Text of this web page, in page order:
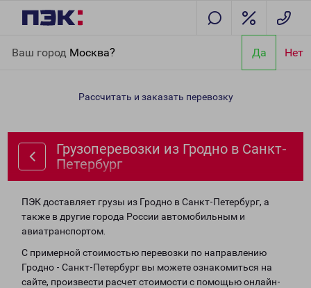
Ваш город Москва? Да Нет
Петербург
Рассчитать и заказать перевозку
Грузоперевозки из Гродно в Санкт-
Петербург
ПЭК доставляет грузы из Гродно в Санкт-Петербург, а
также в другие города России автомобильным и
авиатранспортом.
С примерной стоимостью перевозки по направлению
Гродно - Санкт-Петербург вы можете ознакомиться на
сайте, произвести расчет стоимости с помощью онлайн-